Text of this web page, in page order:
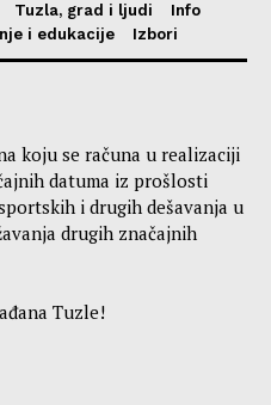
Tuzla, grad i ljudi
Info
i edukacije Izbori
koju se računa u realizaciji
datuma iz prošlosti
i drugih dešavanja u
drugih značajnih
Tuzle!